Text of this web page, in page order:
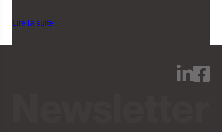
Lire la suite